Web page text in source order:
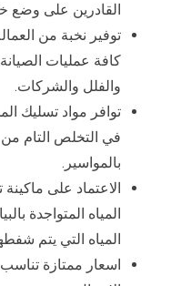
القادرين على وضع
توفير نخبة من
كافة عمليات
والفلل والشركات.
توافر مواد تسليك
في التخلص التام من
بالمواسير.
الاعتماد على
المياه المتواجدة
المياه التي يتم
اسعار ممتازة